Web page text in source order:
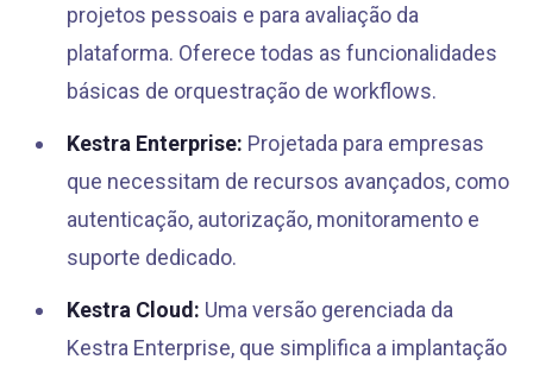
projetos pessoais e para avaliação da
plataforma. Oferece todas as funcionalidades
básicas de orquestração de workflows.
Kestra Enterprise: Projetada para empresas
que necessitam de recursos avançados, como
autenticação, autorização, monitoramento e
suporte dedicado.
Kestra Cloud: Uma versão gerenciada da
Kestra Enterprise, que simplifica a implantação